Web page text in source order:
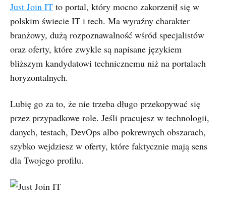
Just Join IT to portal, który mocno zakorzenił się w
polskim świecie IT i tech. Ma wyraźny charakter
branżowy, dużą rozpoznawalność wśród specjalistów
oraz oferty, które zwykle są napisane językiem
bliższym kandydatowi technicznemu niż na portalach
horyzontalnych.
Lubię go za to, że nie trzeba długo przekopywać się
przez przypadkowe role. Jeśli pracujesz w technologii,
danych, testach, DevOps albo pokrewnych obszarach,
szybko wejdziesz w oferty, które faktycznie mają sens
dla Twojego profilu.